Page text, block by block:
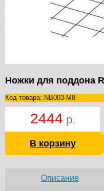
Ножки для поддона
Код товара: NB003-M8
2444 р.
В корзину
Описание